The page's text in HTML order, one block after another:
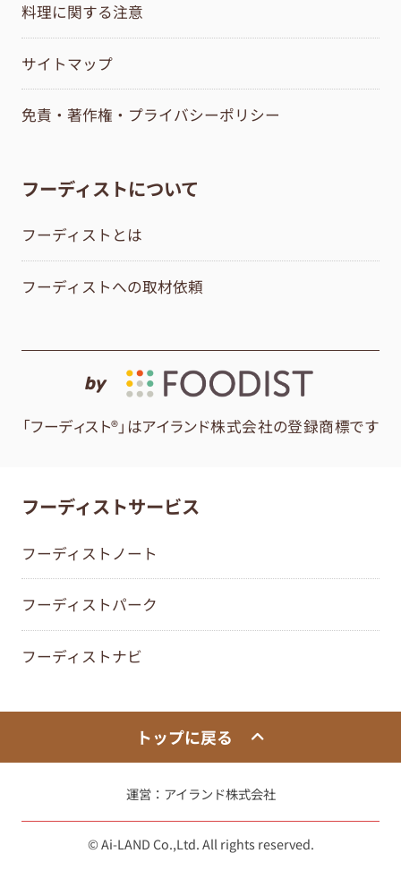
料理に関する注意
サイトマップ
免責・著作権・プライバシーポリシー
フーディストについて
フーディストとは
フーディストへの取材依頼
by
「フーディスト®」はアイランド株式会社の登録商標です
フーディストサービス
フーディストノート
フーディストパーク
フーディストナビ
トップに戻る
運営： アイランド株式会社
© Ai-LAND Co.,Ltd. All rights reserved.